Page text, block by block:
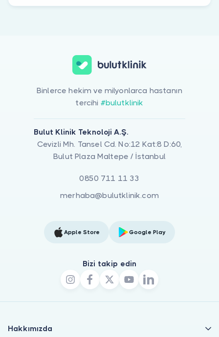
Binlerce hekim ve milyonlarca hastanın
tercihi #bulutklinik
Bulut Klinik Teknoloji A.Ş.
Cevizli Mh. Tansel Cd. No:12 Kat:8 D:60,
Bulut Plaza Maltepe / İstanbul
0850 711 11 33
merhaba@bulutklinik.com
Apple Store Google Play
Bizi takip edin
Hakkımızda